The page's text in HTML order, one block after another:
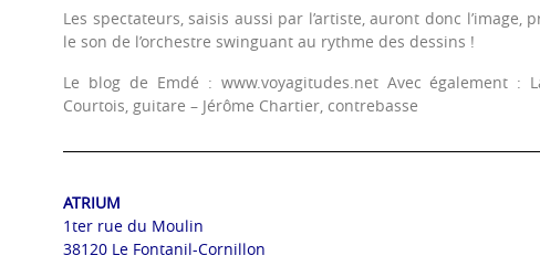
Les spectateurs, saisis aussi par l’artiste, auront donc
le son de l’orchestre swinguant au rythme des dessins !
Le blog de Emdé : www.voyagitudes.net Avec également :
Courtois, guitare – Jérôme Chartier, contrebasse
ATRIUM
1ter rue du Moulin
38120 Le Fontanil-Cornillon